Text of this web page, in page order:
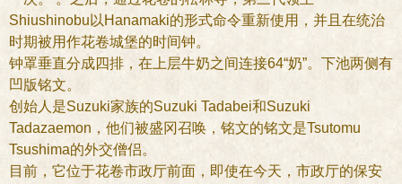
Shiushinobu以Hanamaki的形式命令重新使用，并且在统治
时期被用作花卷城堡的时间钟。
钟罩垂直分成四排，在上层牛奶之间连接64“奶”。下池两侧有
凹版铭文。
创始人是Suzuki家族的Suzuki Tadabei和Suzuki
Tadazaemon，他们被盛冈召唤，铭文的铭文是Tsutomu
Tsushima的外交僧侣。
目前，它位于花卷市政厅前面，即使在今天，市政厅的保安